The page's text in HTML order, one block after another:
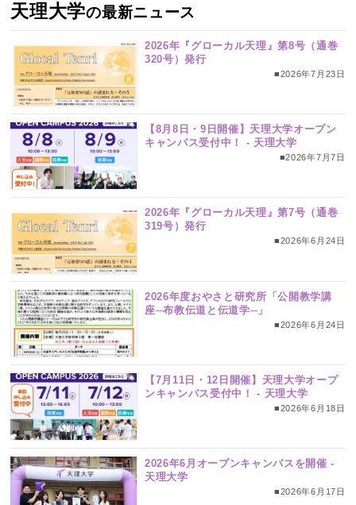
天理大学の最新ニュース
2026年『グローカル天理』第8号（通巻
320号）発行
■2026年7月23日
【8月8日・9日開催】天理大学オープン
キャンパス受付中！ ‐ 天理大学
■2026年7月7日
2026年『グローカル天理』第7号（通巻
319号）発行
■2026年6月24日
2026年度おやさと研究所「公開教学講
座─布教伝道と伝道学─」
■2026年6月24日
【7月11日・12日開催】天理大学オープ
ンキャンパス受付中！ ‐ 天理大学
■2026年6月18日
2026年6月オープンキャンパスを開催 ‐
天理大学
■2026年6月17日